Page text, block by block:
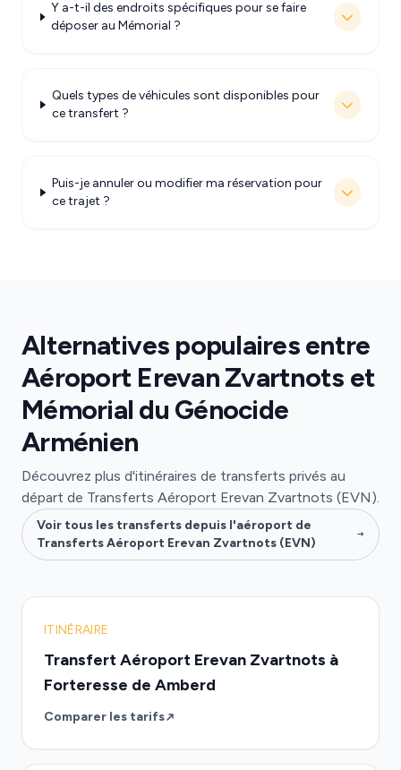
Y a-t-il des endroits spécifiques pour se faire
déposer au Mémorial ?
Quels types de véhicules sont disponibles pour
ce transfert ?
Puis-je annuler ou modifier ma réservation pour
ce trajet ?
Alternatives populaires entre
Aéroport Erevan Zvartnots et
Mémorial du Génocide
Arménien
Découvrez plus d'itinéraires de transferts privés au
départ de Transferts Aéroport Erevan Zvartnots (EVN).
Voir tous les transferts depuis l'aéroport de
Transferts Aéroport Erevan Zvartnots (EVN)
ITINÉRAIRE
Transfert Aéroport Erevan Zvartnots à
Forteresse de Amberd
Comparer les tarifs